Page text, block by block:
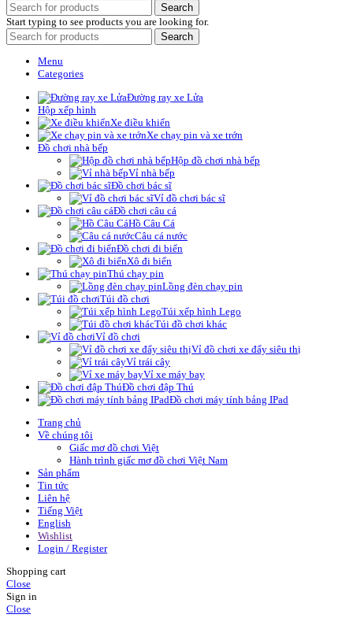
Search
Start typing to see products you are looking for.
Search
Menu
Categories
Đường ray xe Lửa
Hộp xếp hình
Xe điều khiển
Xe chạy pin và xe trớn
Đồ chơi nhà bếp
Hộp đồ chơi nhà bếp
Vỉ nhà bếp
Đồ chơi bác sĩ
Vỉ đồ chơi bác sĩ
Đồ chơi câu cá
Hồ Câu Cá
Câu cá nước
Đồ chơi đi biển
Xô đi biển
Thú chạy pin
Lồng đèn chạy pin
Túi đồ chơi
Túi xếp hình Lego
Túi đồ chơi khác
Vỉ đồ chơi
Vỉ đồ chơi xe đẩy siêu thị
Vỉ trái cây
Vỉ xe máy bay
Đồ chơi đập Thú
Đồ chơi máy tính bảng IPad
Trang chủ
Về chúng tôi
Giấc mơ đồ chơi Việt
Hành trình giấc mơ đồ chơi Việt Nam
Sản phẩm
Tin tức
Liên hệ
Tiếng Việt
English
Wishlist
Login / Register
Shopping cart
Close
Sign in
Close